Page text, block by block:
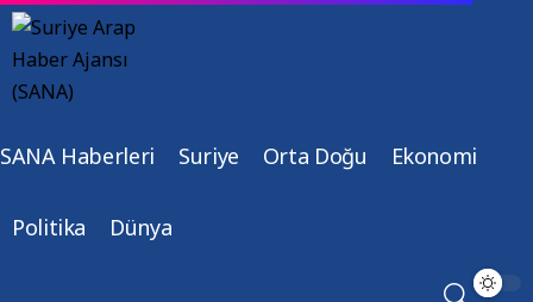
SANA Haberleri Suriye Orta Doğu Ekonomi
Politika Dünya